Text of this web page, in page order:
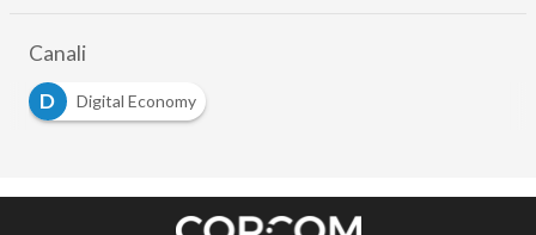
Canali
D
Digital Economy